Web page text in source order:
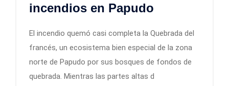
incendios en Papudo
El incendio quemó casi completa la Quebrada del
francés, un ecosistema bien especial de la zona
norte de Papudo por sus bosques de fondos de
quebrada. Mientras las partes altas d